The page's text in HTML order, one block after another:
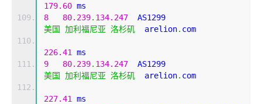
179.60 ms
8
80.239. 134.247
美国
加利福尼亚 洛杉矶
  arelion
. com
226.41
ms
9
80.239. 134.247
美国
加利福尼亚 洛杉矶
  arelion
. com
227.41
ms